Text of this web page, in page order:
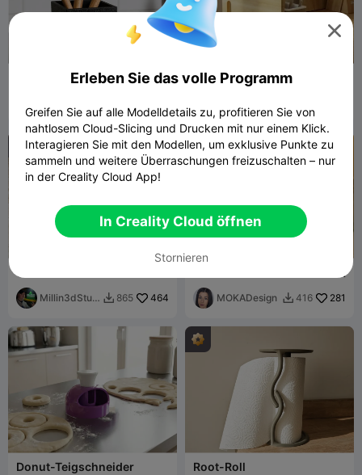
Küchenutensilienhalter –
Küchenmesser,
Schneidebrett und
Geschirrtrockner und
Deckelaufbewahrung für
die Küche
Millin3dStud
 865 464
Prasel - MOKA Design
MOKADesign  416 281
Donut-Teigschneider Root-Roll

Erleben Sie das volle Programm
Greifen Sie auf alle Modelldetails zu, profitieren Sie von
nahtlosem Cloud-Slicing und Drucken mit nur einem Klick.
Interagieren Sie mit den Modellen, um exklusive Punkte zu
sammeln und weitere Überraschungen freizuschalten – nur
in der Creality Cloud App!
In Creality Cloud öffnen
Stornieren